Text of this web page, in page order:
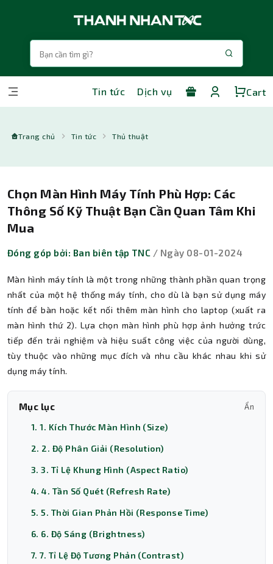
Tin tức Dịch vụ Cart
Trang chủ Tin tức Thủ thuật
Chọn Màn Hình Máy Tính Phù Hợp: Các
Thông Số Kỹ Thuật Bạn Cần Quan Tâm Khi
Mua
Đóng góp bởi: Ban biên tập TNC / Ngày 08-01-2024
Màn hình máy tính là một trong những thành phần quan trọng
nhất của một hệ thống máy tính, cho dù là bạn sử dụng máy
tính để bàn hoặc kết nối thêm màn hình cho laptop (xuất ra
màn hình thứ 2). Lựa chọn màn hình phù hợp ảnh hưởng trức
tiếp đến trải nghiệm và hiệu suất công việc của người dùng,
tùy thuộc vào những mục đích và nhu cầu khác nhau khi sử
dụng máy tính.
Mục lục Ẩn
1. 1. Kích Thước Màn Hình (Size)
2. 2. Độ Phân Giải (Resolution)
3. 3. Tỉ Lệ Khung Hình (Aspect Ratio)
4. 4. Tần Số Quét (Refresh Rate)
5. 5. Thời Gian Phản Hồi (Response Time)
6. 6. Độ Sáng (Brightness)
7. 7. Tỉ Lệ Độ Tương Phản (Contrast)